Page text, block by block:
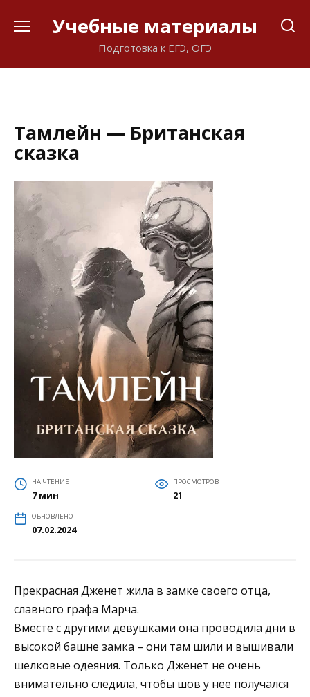
Учебные материалы
Подготовка к ЕГЭ, ОГЭ
Тамлейн — Британская
сказка
НА ЧТЕНИЕ
7 мин
ПРОСМОТРОВ
21
ОБНОВЛЕНО
07.02.2024
Прекрасная Дженет жила в замке своего отца,
славного графа Марча.
Вместе с другими девушками она проводила дни в
высокой башне замка – они там шили и вышивали
шелковые одеяния. Только Дженет не очень
внимательно следила, чтобы шов у нее получался